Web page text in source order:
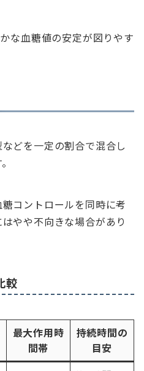
な血糖値の安定が図りやす
どを一定の割合で混合し
コントロールを同時に考
やや不向きな場合があり
較
最大作用時
間帯
持続時間の
目安